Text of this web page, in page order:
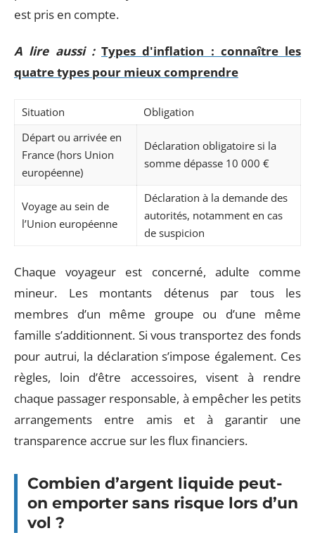
est pris en compte.
A lire aussi : Types d'inflation : connaître les
quatre types pour mieux comprendre
Situation
Obligation
Départ ou arrivée en
France (hors Union
européenne)
Déclaration obligatoire si la
somme dépasse 10 000 €
Voyage au sein de
l’Union européenne
Déclaration à la demande des
autorités, notamment en cas
de suspicion
Chaque voyageur est concerné, adulte comme
mineur. Les montants détenus par tous les
membres d’un même groupe ou d’une même
famille s’additionnent. Si vous transportez des fonds
pour autrui, la déclaration s’impose également. Ces
règles, loin d’être accessoires, visent à rendre
chaque passager responsable, à empêcher les petits
arrangements entre amis et à garantir une
transparence accrue sur les flux financiers.
Combien d’argent liquide peut-
on emporter sans risque lors d’un
vol ?